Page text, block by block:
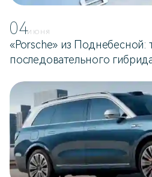
04ИЮНЯ
«Porsche» из Поднебесной:
последовательного